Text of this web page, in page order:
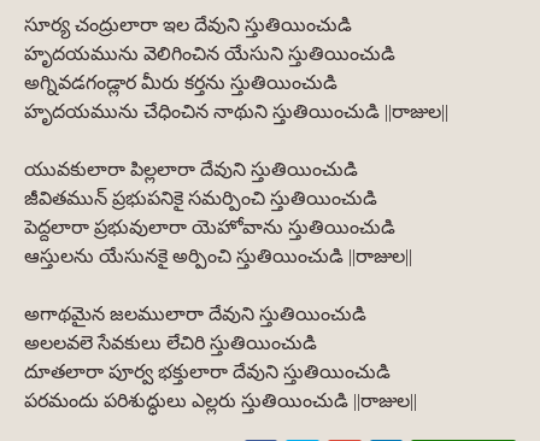
సూర్య చంద్రులారా ఇల దేవుని స్తుతియించుడి
హృదయమును వెలిగించిన యేసుని స్తుతియించుడి
అగ్నివడగండ్లార మీరు కర్తను స్తుతియించుడి
హృదయమును చేధించిన నాథుని స్తుతియించుడి ||రాజుల||
యువకులారా పిల్లలారా దేవుని స్తుతియించుడి
జీవితమున్ ప్రభుపనికై సమర్పించి స్తుతియించుడి
పెద్దలారా ప్రభువులారా యెహోవాను స్తుతియించుడి
ఆస్తులను యేసునకై అర్పించి స్తుతియించుడి ||రాజుల||
అగాథమైన జలములారా దేవుని స్తుతియించుడి
అలలవలె సేవకులు లేచిరి స్తుతియించుడి
దూతలారా పూర్వ భక్తులారా దేవుని స్తుతియించుడి
పరమందు పరిశుద్ధులు ఎల్లరు స్తుతియించుడి ||రాజుల||